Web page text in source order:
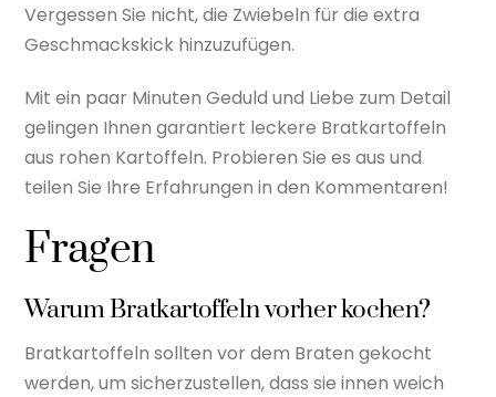
Vergessen Sie nicht, die Zwiebeln für die extra
Geschmackskick hinzuzufügen.
Mit ein paar Minuten Geduld und Liebe zum Detail
gelingen Ihnen garantiert leckere Bratkartoffeln
aus rohen Kartoffeln. Probieren Sie es aus und
teilen Sie Ihre Erfahrungen in den Kommentaren!
Fragen
Warum Bratkartoffeln vorher kochen?
Bratkartoffeln sollten vor dem Braten gekocht
werden, um sicherzustellen, dass sie innen weich